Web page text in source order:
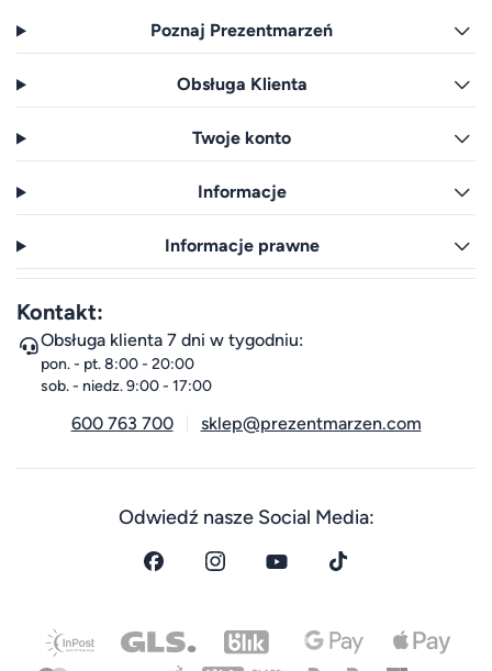
Poznaj Prezentmarzeń
Obsługa Klienta
Twoje konto
Informacje
Informacje prawne
Kontakt:
Obsługa klienta 7 dni w tygodniu:
pon. - pt. 8:00 - 20:00
sob. - niedz. 9:00 - 17:00
600 763 700 sklep@prezentmarzen.com
Odwiedź nasze Social Media: